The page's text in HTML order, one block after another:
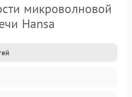
микроволновой
Hansa